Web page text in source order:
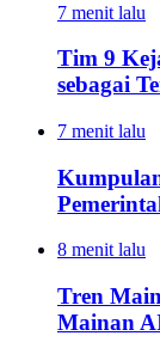
7 menit lalu
Tim 9
sebagai
7 menit lalu
8 menit lalu
Tren
Mainan